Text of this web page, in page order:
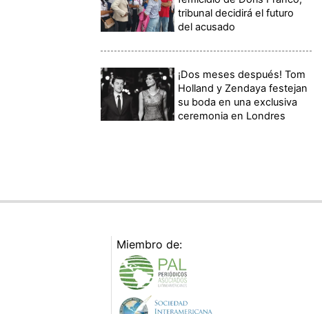
tribunal decidirá el futuro
del acusado
¡Dos meses después! Tom
Holland y Zendaya festejan
su boda en una exclusiva
ceremonia en Londres
Miembro de: